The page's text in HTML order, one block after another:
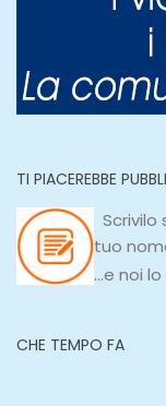
TI PIACEREBBE
Scrivilo
tuo
...e noi
CHE TEMPO FA